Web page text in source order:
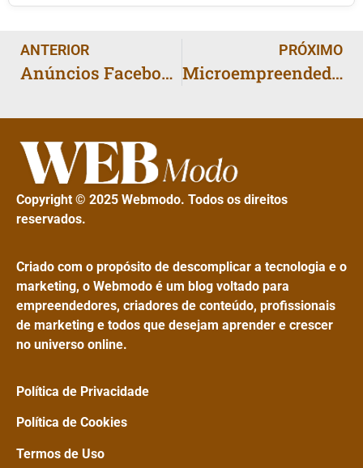
ANTERIOR
Anúncios Facebook Baratos: Método que Gera Clientes
PRÓXIMO
Microempreendedor: Anúncio Simples que Vende Todo Dia
Copyright © 2025 Webmodo. Todos os direitos
reservados.
Criado com o propósito de descomplicar a tecnologia e o
marketing, o Webmodo é um blog voltado para
empreendedores, criadores de conteúdo, profissionais
de marketing e todos que desejam aprender e crescer
no universo online.
Política de Privacidade
Política de Cookies
Termos de Uso